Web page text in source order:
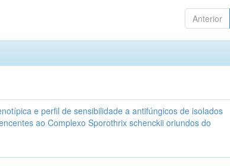
Anterior
e perfil de sensibilidade a antifúngicos de isolados
ao Complexo Sporothrix schenckii oriundos do